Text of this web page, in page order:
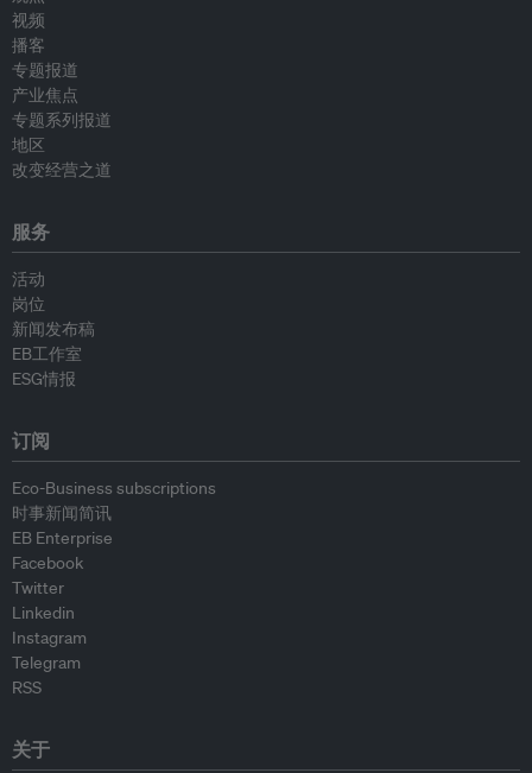
视频
播客
专题报道
产业焦点
专题系列报道
地区
改变经营之道
服务
活动
岗位
新闻发布稿
EB工作室
ESG情报
订阅
Eco-Business subscriptions
时事新闻简讯
EB Enterprise
Facebook
Twitter
Linkedin
Instagram
Telegram
RSS
关于